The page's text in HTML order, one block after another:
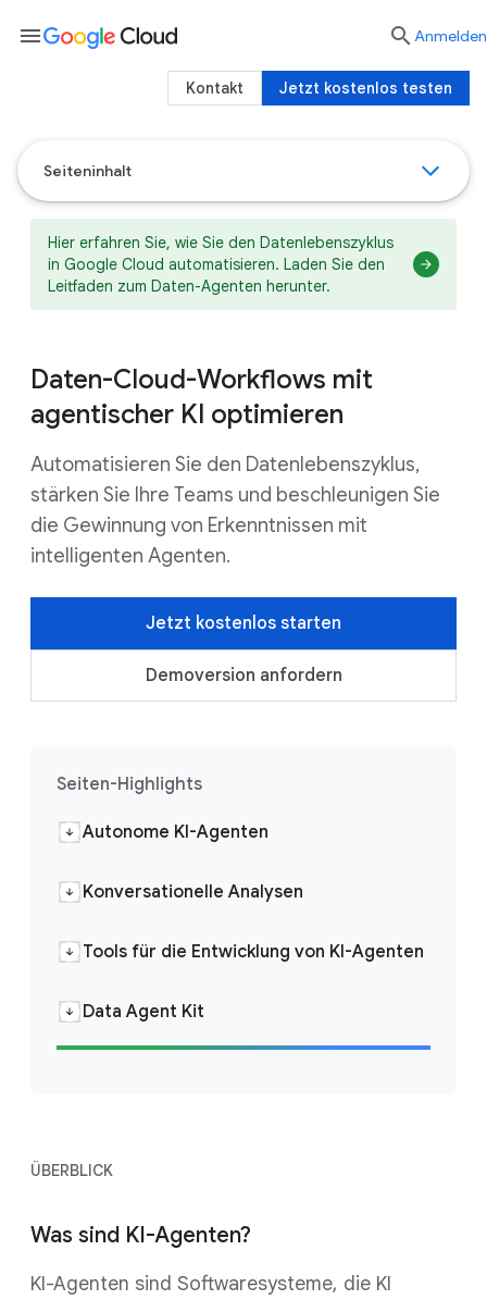
Seiteninhalt
Hier erfahren Sie, wie Sie den Datenlebenszyklus
in Google Cloud automatisieren. Laden Sie den
Leitfaden zum Daten-Agenten herunter.
Daten-Cloud-Workflows mit
agentischer KI optimieren
Automatisieren Sie den Datenlebenszyklus,
stärken Sie Ihre Teams und beschleunigen Sie
die Gewinnung von Erkenntnissen mit
intelligenten Agenten.
Jetzt kostenlos starten
Demoversion anfordern
Seiten-Highlights
Autonome KI-Agenten
Konversationelle Analysen
Tools für die Entwicklung von KI-Agenten
Data Agent Kit
ÜBERBLICK
Was sind KI-Agenten?
KI-Agenten sind Softwaresysteme, die KI
menu  Anmelden
Jetzt kostenlos testen
Kontakt